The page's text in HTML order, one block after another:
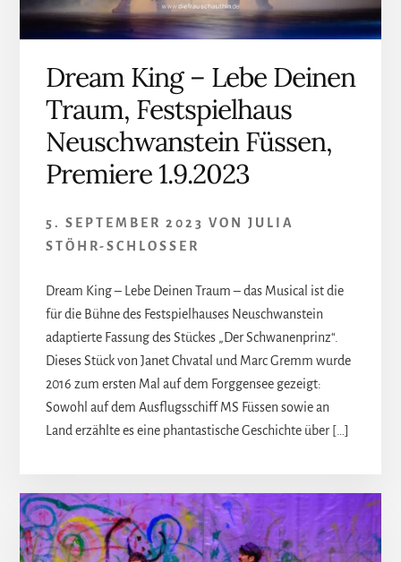
Dream King – Lebe Deinen
Traum, Festspielhaus
Neuschwanstein Füssen,
Premiere 1.9.2023
5. SEPTEMBER 2023 VON JULIA
STÖHR-SCHLOSSER
Dream King – Lebe Deinen Traum – das Musical ist die
für die Bühne des Festspielhauses Neuschwanstein
adaptierte Fassung des Stückes „Der Schwanenprinz“.
Dieses Stück von Janet Chvatal und Marc Gremm wurde
2016 zum ersten Mal auf dem Forggensee gezeigt:
Sowohl auf dem Ausflugsschiff MS Füssen sowie an
Land erzählte es eine phantastische Geschichte über […]